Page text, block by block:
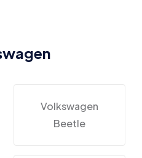
Volkswagen
Beetle